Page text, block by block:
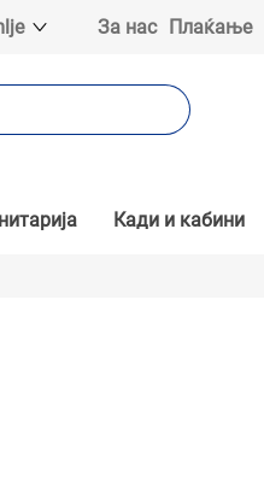
За нас Плаќање
Кади и кабини